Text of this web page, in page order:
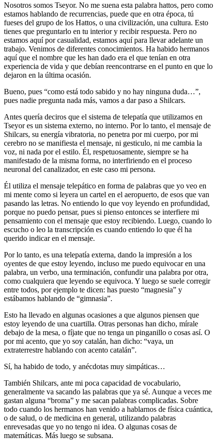
Nosotros somos Tseyor. No me suena esta palabra hattos, pero como
estamos hablando de recurrencias, puede que en otra época, tú
fueses del grupo de los Hattos, o una civilización, una cultura. Esto
tienes que preguntarlo en tu interior y recibir respuesta. Pero no
estamos aquí por casualidad, estamos aquí para llevar adelante un
trabajo. Venimos de diferentes conocimientos. Ha habido hermanos
aquí que el nombre que les han dado era el que tenían en otra
experiencia de vida y que debían reencontrarse en el punto en que lo
dejaron en la última ocasión.
Bueno, pues “como está todo sabido y no hay ninguna duda…”,
pues nadie pregunta nada más, vamos a dar paso a Shilcars.
Antes quería deciros que el sistema de telepatía que utilizamos en
Tseyor es un sistema externo, no interno. Por lo tanto, el mensaje de
Shilcars, su energía vibratoria, no penetra por mi cuerpo, por mi
cerebro no se manifiesta el mensaje, ni gesticulo, ni me cambia la
voz, ni nada por el estilo. Él, respetuosamente, siempre se ha
manifestado de la misma forma, no interfiriendo en el proceso
neuronal del canalizador, en este caso mi persona.
Él utiliza el mensaje telepático en forma de palabras que yo veo en
mi mente como si leyera un cartel en el aeropuerto, de esos que van
pasando las letras. No entiendo lo que voy leyendo en profundidad,
porque no puedo pensar, pues si pienso entonces se interfiere mi
pensamiento con el mensaje que estoy recibiendo. Luego, cuando lo
escucho o leo la transcripción es cuando entiendo lo que él ha
querido indicar en el mensaje.
Por lo tanto, es una telepatía externa, dando la impresión a los
oyentes de que estoy leyendo, incluso me puedo equivocar en una
palabra, un verbo, una terminación, confundir una palabra por otra,
como cualquiera que leyendo se equivoca. Y luego se suele corregir
entre todos, por ejemplo te dicen: has puesto “magnesia” y
estábamos hablando de “gimnasia”.
Esto ha llevado en algunas ocasiones a que algunos piensen que
estoy leyendo de una cuartilla. Otras personas han dicho, mírale
debajo de la mesa, o fíjate que no tenga un pinganillo o cosas así. O
por mi acento, que yo soy catalán, han dicho: “vaya, un
extraterrestre hablando con acento catalán”.
Sí, ha habido de todo, y anécdotas muy simpáticas…
También Shilcars, ante mi poca capacidad de vocabulario,
generalmente va sacando las palabras que ya sé. Aunque a veces me
gastan alguna “broma” y me sacan palabras complicadas. Sobre
todo cuando los hermanos han venido a hablarnos de física cuántica,
o de salud, o de medicina en general, utilizando palabras
enrevesadas que yo no tengo ni idea. O algunas cosas de
matemáticas. Más luego se subsana.